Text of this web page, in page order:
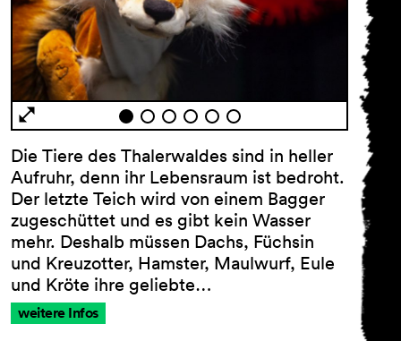
Die Tiere des Thalerwaldes sind in heller
Aufruhr, denn ihr Lebensraum ist bedroht.
Der letzte Teich wird von einem Bagger
zugeschüttet und es gibt kein Wasser
mehr. Deshalb müssen Dachs, Füchsin
und Kreuzotter, Hamster, Maulwurf, Eule
und Kröte ihre geliebte…
weitere Infos